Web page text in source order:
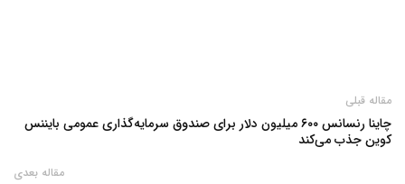
مقاله قبلی
چاینا رنسانس ۶۰۰ میلیون دلار برای صندوق سرمایه‌گذاری عمومی بایننس
کوین جذب می‌کند
مقاله بعدی